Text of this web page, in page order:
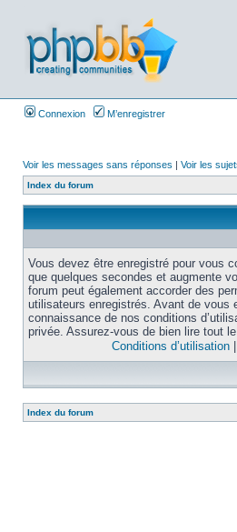
Connexion M’enregistrer
Voir les messages sans réponses | Voir les
Index du forum
Vous devez être enregistré pour vous
que quelques secondes et augmente
forum peut également accorder des
utilisateurs enregistrés. Avant de vous
connaissance de nos conditions
privée. Assurez-vous de bien lire tout
Conditions d’utilisation
Index du forum